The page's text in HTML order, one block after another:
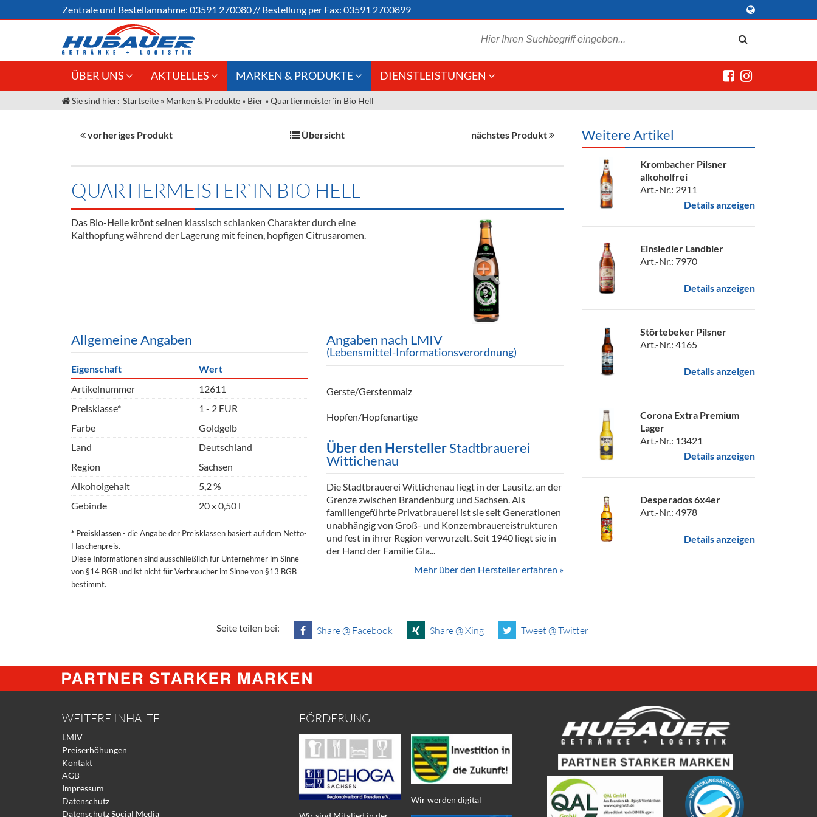
Zentrale und Bestellannahme: 03591 270080 // Bestellung per Fax: 03591 2700899
ÜBER UNS
Jobs
Unser Liefergebiet
AKTUELLES
Angebote Gastronomie &
Gastronomie
Großhandel
Innovation - Die Neue Art des
Termine
MARKEN & PRODUKTE
Weine & Schaumwein
Alkoholfreie Getränke
Öle & Küchenartikel
Gläser
Theken + Zubehör
Hygieneartikel & Desinfektion
DIENSTLEISTUNGEN
Kommisionskauf &
Sie sind hier: Startseite » Marken & Produkte » Bier »Quartiermeister`in Bio Hell
vorheriges Produkt Übersicht nächstes Produkt
QUARTIERMEISTER`IN BIO HELL
Das Bio-Helle krönt seinen klassisch schlanken Charakter durch eine
Kalthopfung während der Lagerung mit feinen, hopfigen Citrusaromen.
Allgemeine Angaben
Eigenschaft
Wert
Artikelnummer
12611
Preisklasse*
1 - 2 EUR
Farbe
Goldgelb
Land
Deutschland
Region
Sachsen
Alkoholgehalt
5,2 %
Gebinde
20 x 0,50 l
* Preisklassen- die Angabe der Preisklassen basiert auf dem Netto-
Flaschenpreis.
Diese Informationen sind ausschließlich für Unternehmer im Sinne
von §14 BGB und ist nicht für Verbraucher im Sinne von §13 BGB
bestimmt.
Angaben nach LMIV
(Lebensmittel-Informationsverordnung)
Gerste/Gerstenmalz
Hopfen/Hopfenartige
Über den HerstellerStadtbrauerei
Wittichenau
Die Stadtbrauerei Wittichenau liegt in der Lausitz, an der
Grenze zwischen Brandenburg und Sachsen. Als
familiengeführte Privatbrauerei ist sie seit Generationen
unabhängig von Groß- und Konzernbrauereistrukturen
und fest in ihrer Region verwurzelt. Seit 1940 liegt sie in
der Hand der Familie Gla...
Mehr über den Hersteller erfahren »
Weitere Artikel
Krombacher Pilsner
alkoholfrei
Art.-Nr.: 2911
Details anzeigen
Einsiedler Landbier
Art.-Nr.: 7970
Details anzeigen
Störtebeker Pilsner
Art.-Nr.: 4165
Details anzeigen
Corona Extra Premium
Lager
Art.-Nr.: 13421
Details anzeigen
Desperados 6x4er
Art.-Nr.: 4978
Details anzeigen
Seite teilen bei: Share @ Facebook Share @ Xing Tweet @ Twitter
WEITERE INHALTE
LMIV
Preiserhöhungen
Kontakt
AGB
Impressum
Datenschutz
Datenschutz Social Media
FÖRDERUNG
Wir werden digital